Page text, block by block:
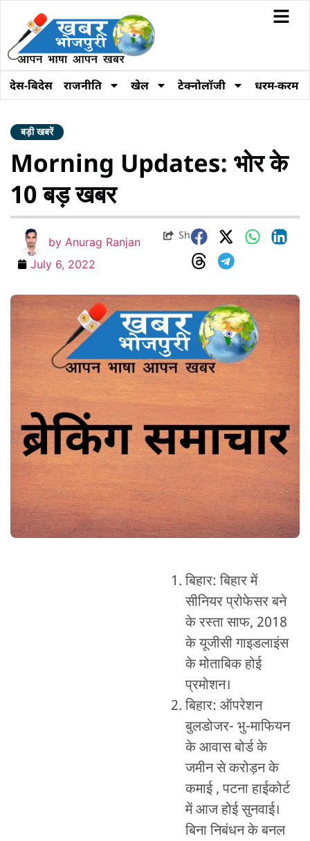
देस-बिदेस राजनीति खेल टेक्नोलॉजी धरम-करम
बड़ी खबरें
Morning Updates: भोर के
10 बड़ खबर
by Anurag Ranjan
July 6, 2022
Share
बिहार: बिहार में
सीनियर प्रोफेसर बने
के रस्ता साफ, 2018
के यूजीसी गाइडलाइंस
के मोताबिक होई
प्रमोशन।
बिहार: ऑपरेशन
बुलडोजर- भु-माफियन
के आवास बोर्ड के
जमीन से करोड़न के
कमाई , पटना हाईकोर्ट
में आज होई सुनवाई।
बिना निबंधन के बनल